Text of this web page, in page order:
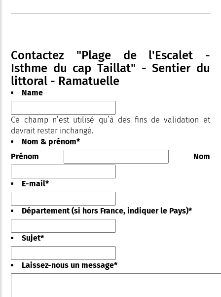
Contactez "Plage de l'Escalet -
Isthme du cap Taillat" - Sentier du
littoral - Ramatuelle
Name
Ce champ n’est utilisé qu’à des fins de validation et
devrait rester inchangé.
Nom & prénom*
Prénom
Nom
E-mail*
Département (si hors France, indiquer le Pays)*
Sujet*
Laissez-nous un message*